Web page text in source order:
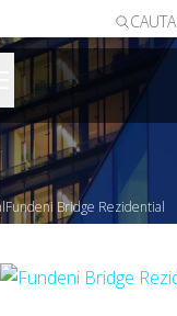
CAUTA
Fundeni Bridge Rezidential